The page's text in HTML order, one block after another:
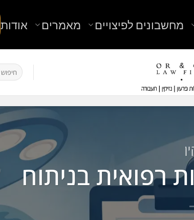
מחשבונים לפיצויים מאמרים אודות
רפואית בניתוח